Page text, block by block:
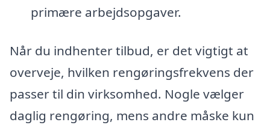
primære arbejdsopgaver.
Når du indhenter tilbud, er det vigtigt at
overveje, hvilken rengøringsfrekvens der
passer til din virksomhed. Nogle vælger
daglig rengøring, mens andre måske kun